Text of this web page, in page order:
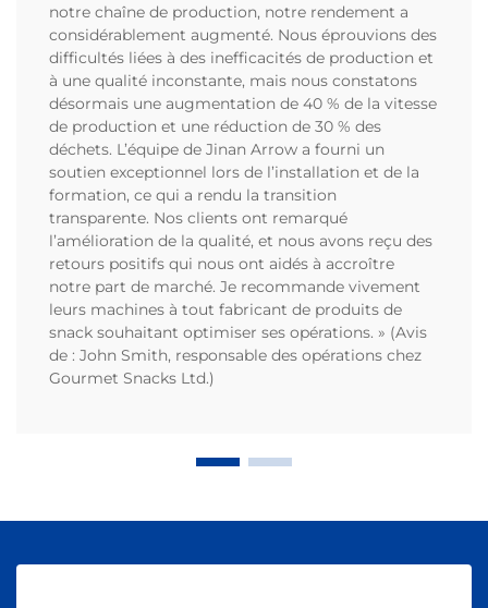
notre chaîne de production, notre rendement a
considérablement augmenté. Nous éprouvions des
difficultés liées à des inefficacités de production et
à une qualité inconstante, mais nous constatons
désormais une augmentation de 40 % de la vitesse
de production et une réduction de 30 % des
déchets. L’équipe de Jinan Arrow a fourni un
soutien exceptionnel lors de l’installation et de la
formation, ce qui a rendu la transition
transparente. Nos clients ont remarqué
l’amélioration de la qualité, et nous avons reçu des
retours positifs qui nous ont aidés à accroître
notre part de marché. Je recommande vivement
leurs machines à tout fabricant de produits de
snack souhaitant optimiser ses opérations. » (Avis
de : John Smith, responsable des opérations chez
Gourmet Snacks Ltd.)